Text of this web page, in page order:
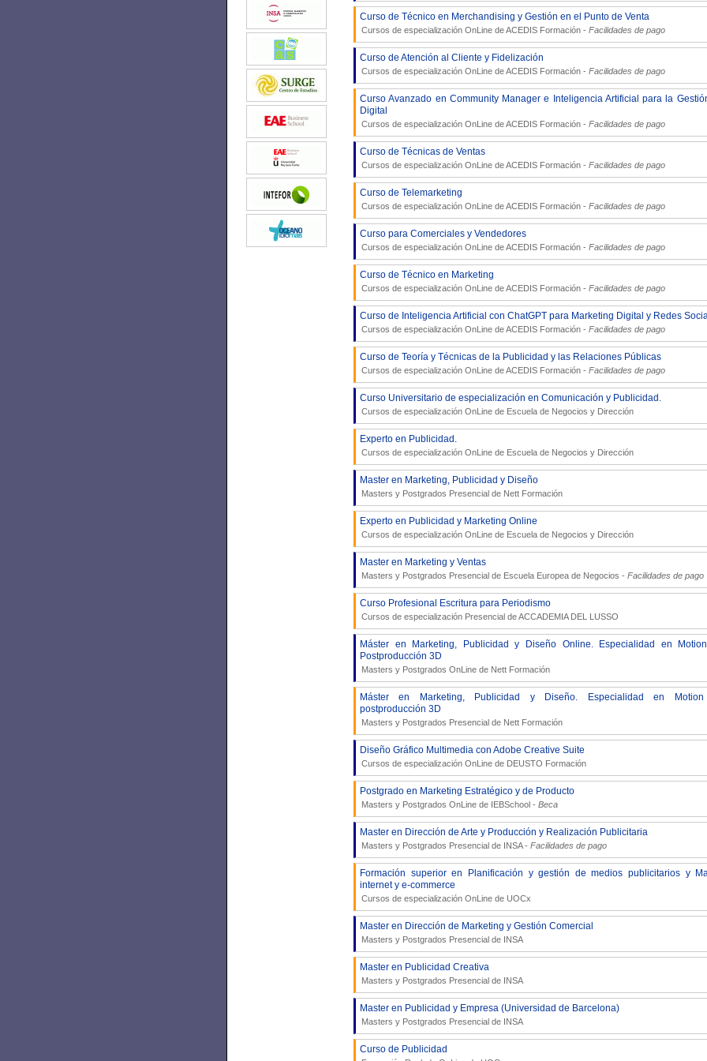
Curso de Técnico en Merchandising y Gestión en el Punto de Venta
Cursos de especialización OnLine deACEDIS Formación - Facilidades de pago
Curso de Atención al Cliente y Fidelización
Cursos de especialización OnLine deACEDIS Formación - Facilidades de pago
Curso Avanzado en Community Manager e Inteligencia Artificial para la
Digital
Cursos de especialización OnLine deACEDIS Formación - Facilidades de pago
Curso de Técnicas de Ventas
Cursos de especialización OnLine deACEDIS Formación - Facilidades de pago
Curso de Telemarketing
Cursos de especialización OnLine deACEDIS Formación - Facilidades de pago
Curso para Comerciales y Vendedores
Cursos de especialización OnLine deACEDIS Formación - Facilidades de pago
Curso de Técnico en Marketing
Cursos de especialización OnLine deACEDIS Formación - Facilidades de pago
Curso de Inteligencia Artificial con ChatGPT para Marketing Digital y Redes
Cursos de especialización OnLine deACEDIS Formación - Facilidades de pago
Curso de Teoría y Técnicas de la Publicidad y las Relaciones Públicas
Cursos de especialización OnLine deACEDIS Formación - Facilidades de pago
Curso Universitario de especialización en Comunicación y Publicidad.
Cursos de especialización OnLine de Escuela de Negocios y Dirección
Experto en Publicidad.
Cursos de especialización OnLine de Escuela de Negocios y Dirección
Master en Marketing, Publicidad y Diseño
Masters y Postgrados Presencial de Nett Formación
Experto en Publicidad y Marketing Online
Cursos de especialización OnLine de Escuela de Negocios y Dirección
Master en Marketing y Ventas
Masters y Postgrados Presencial de Escuela Europea de Negocios - Facilidades de pago
Curso Profesional Escritura para Periodismo
Cursos de especialización Presencial deACCADEMIA DEL LUSSO
Máster en Marketing, Publicidad y Diseño Online. Especialidad en
Postproducción 3D
Masters y Postgrados OnLine de Nett Formación
Máster en Marketing, Publicidad y Diseño. Especialidad en Motion
postproducción 3D
Masters y Postgrados Presencial de Nett Formación
Diseño Gráfico Multimedia con Adobe Creative Suite
Cursos de especialización OnLine de DEUSTO Formación
Postgrado en Marketing Estratégico y de Producto
Masters y Postgrados OnLine de IEBSchool - Beca
Master en Dirección de Arte y Producción y Realización Publicitaria
Masters y Postgrados Presencial de INSA- Facilidades de pago
Formación superior en Planificación y gestión de medios publicitarios y
internet y e-commerce
Cursos de especialización OnLine de UOCx
Master en Dirección de Marketing y Gestión Comercial
Masters y Postgrados Presencial de INSA
Master en Publicidad Creativa
Masters y Postgrados Presencial de INSA
Master en Publicidad y Empresa (Universidad de Barcelona)
Masters y Postgrados Presencial de INSA
Curso de Publicidad